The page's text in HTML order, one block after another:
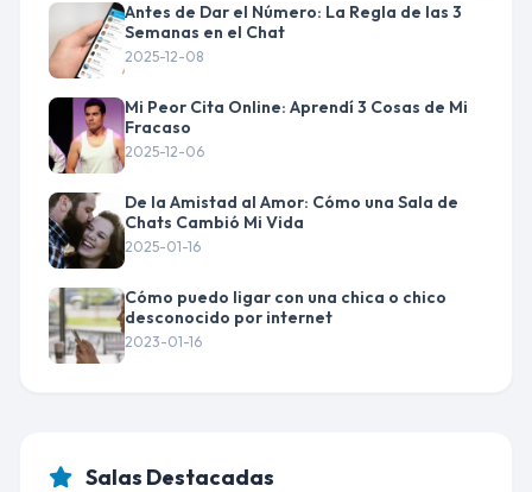
Antes de Dar el Número: La Regla de las 3
Semanas en el Chat
2025-12-08
Mi Peor Cita Online: Aprendí 3 Cosas de Mi
Fracaso
2025-12-06
De la Amistad al Amor: Cómo una Sala de
Chats Cambió Mi Vida
2025-01-16
Cómo puedo ligar con una chica o chico
desconocido por internet
2023-01-16
Salas Destacadas